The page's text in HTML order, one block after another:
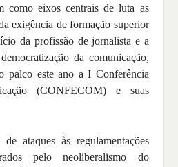
como eixos centrais de luta as
exigência de formação superior
da profissão de jornalista e a
da comunicação,
palco este ano a I Conferência
(CONFECOM) e suas
ataques às regulamentações
pelo neoliberalismo do